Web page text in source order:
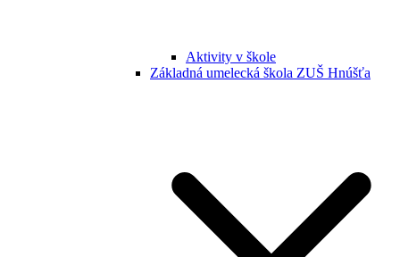
Aktivity v škole
Základná umelecká škola ZUŠ Hnúšťa